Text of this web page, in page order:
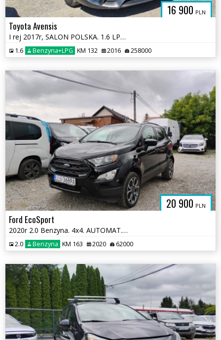
16 900 PLN
Toyota Avensis
I rej 2017r, SALON POLSKA. 1.6 LPG. Uszkodzony prawy bok. Jeździ.
1.6 Benzyna+LPG KM 132 2016 258000
20 900 PLN
Ford EcoSport
2020r 2.0 Benzyna. 4x4. AUTOMAT. Lekko uszkodzony prawy bok. Jeździ.
2.0 Benzyna KM 163 2020 62000